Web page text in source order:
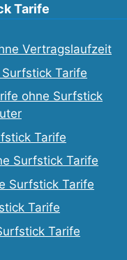
Tarife
Vertragslaufzeit
Tarife
ohne Surfstick
Tarife
Surfstick Tarife
Surfstick Tarife
Tarife
Tarife